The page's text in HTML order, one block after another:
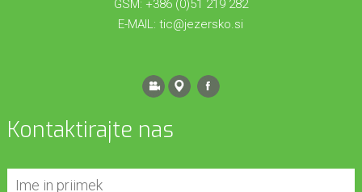
GSM: +386 (0)51 219 282
E-MAIL:tic@jezersko.si
Kontaktirajte nas